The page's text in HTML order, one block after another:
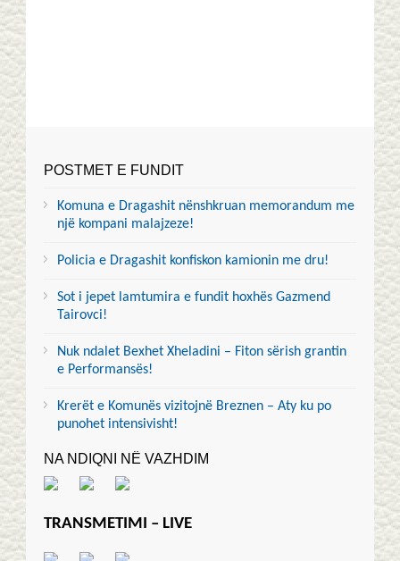
POSTMET E FUNDIT
Komuna e Dragashit nënshkruan memorandum me
një kompani malajzeze!
Policia e Dragashit konfiskon kamionin me dru!
Sot i jepet lamtumira e fundit hoxhës Gazmend
Tairovci!
Nuk ndalet Bexhet Xheladini – Fiton sërish grantin
e Performansës!
Krerët e Komunës vizitojnë Breznen – Aty ku po
punohet intensivisht!
NA NDIQNI NË VAZHDIM
TRANSMETIMI – LIVE